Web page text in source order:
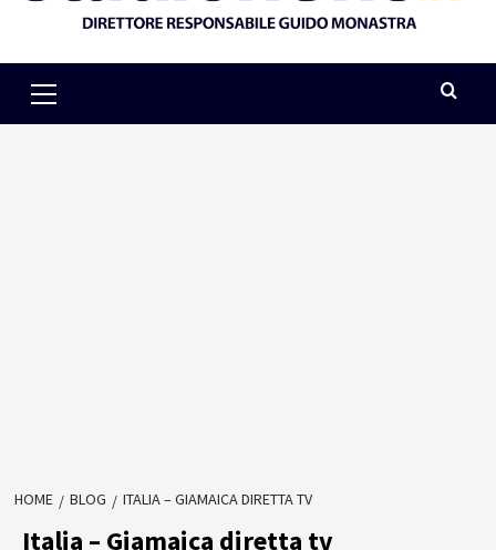
Menu
HOME BLOG ITALIA – GIAMAICA DIRETTA TV
Italia – Giamaica diretta tv